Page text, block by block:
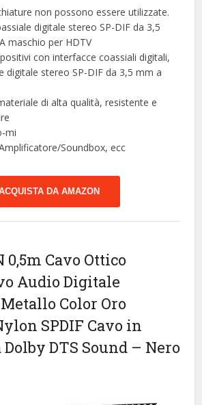
non possono essere utilizzate.
digitale stereo SP-DIF da 3,5
maschio per HDTV
con interfacce coassiali digitali,
digitale stereo SP-DIF da 3,5 mm a
di alta qualità, resistente e
mi
Soundbox, ecc
DA AMAZON
0,5m Cavo Ottico
Audio Digitale
Color Oro
SPDIF Cavo in
DTS Sound – Nero